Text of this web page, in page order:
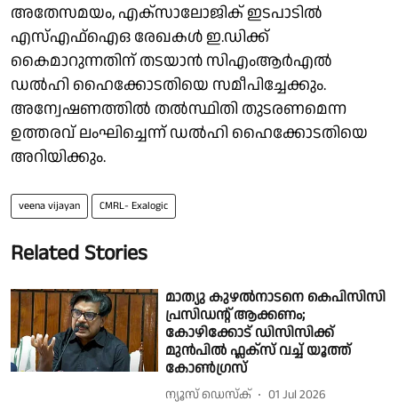
അതേസമയം, എക്സാലോജിക് ഇടപാടിൽ
എസ്എഫ്ഐഒ രേഖകൾ ഇ.ഡിക്ക്
കൈമാറുന്നതിന് തടയാൻ സിഎംആർഎൽ
ഡൽഹി ഹൈക്കോടതിയെ സമീപിച്ചേക്കും.
അന്വേഷണത്തിൽ തൽസ്ഥിതി തുടരണമെന്ന
ഉത്തരവ് ലംഘിച്ചെന്ന് ഡൽഹി ഹൈക്കോടതിയെ
അറിയിക്കും.
veena vijayan CMRL- Exalogic
Related Stories
മാത്യു കുഴൽനാടനെ കെപിസിസി
പ്രസിഡന്റ് ആക്കണം;
കോഴിക്കോട് ഡിസിസിക്ക്
മുൻപിൽ ഫ്ലക്സ് വച്ച് യൂത്ത്
കോൺഗ്രസ്
ന്യൂസ് ഡെസ്ക് 01 Jul 2026